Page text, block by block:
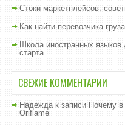
Стоки маркетплейсов:
Как найти перевозчика
Школа иностранных
старта
СВЕЖИЕ КОММЕНТАРИИ
Надеждак записи Почему в
Oriflame